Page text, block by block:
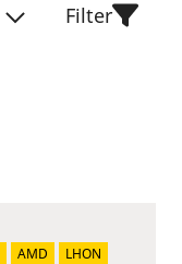
Filter
AMD
LHON